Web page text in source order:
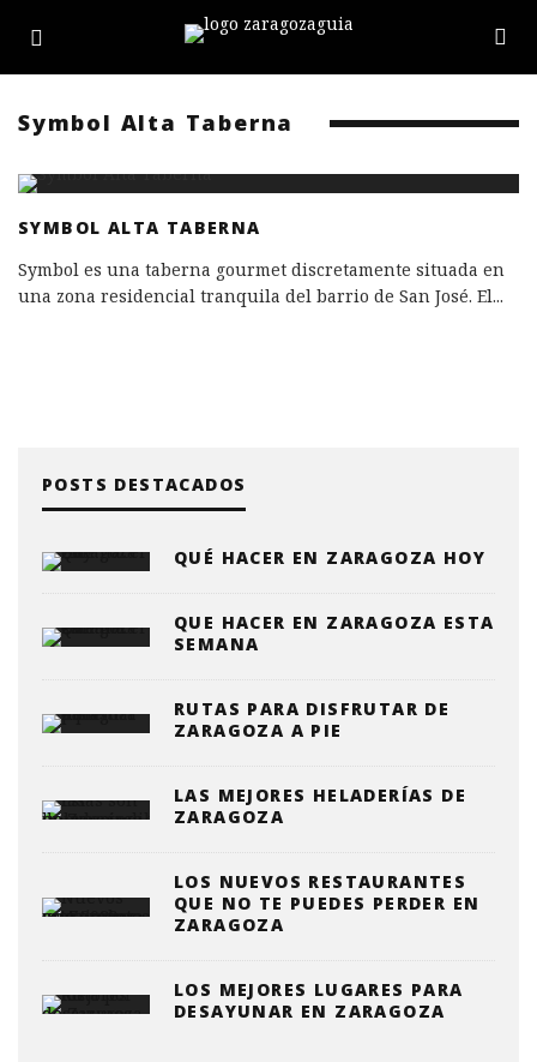
Symbol Alta Taberna
SYMBOL ALTA TABERNA
Symbol es una taberna gourmet discretamente situada en
una zona residencial tranquila del barrio de San José. El...
POSTS DESTACADOS
QUÉ HACER EN ZARAGOZA HOY
QUE HACER EN ZARAGOZA ESTA
SEMANA
RUTAS PARA DISFRUTAR DE
ZARAGOZA A PIE
LAS MEJORES HELADERÍAS DE
ZARAGOZA
LOS NUEVOS RESTAURANTES
QUE NO TE PUEDES PERDER EN
ZARAGOZA
LOS MEJORES LUGARES PARA
DESAYUNAR EN ZARAGOZA